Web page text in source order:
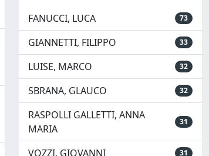
FANUCCI, LUCA 73
GIANNETTI, FILIPPO 33
LUISE, MARCO 32
SBRANA, GLAUCO 32
RASPOLLI GALLETTI, ANNA
MARIA
31
VOZZI, GIOVANNI 31